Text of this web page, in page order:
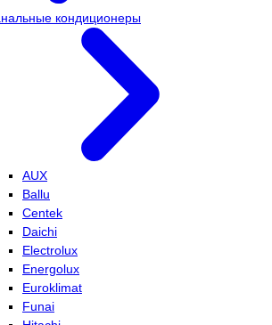
кондиционеры
AUX
Ballu
Centek
Daichi
Electrolux
Energolux
Euroklimat
Funai